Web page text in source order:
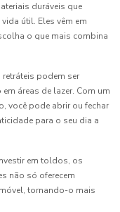
duráveis que
útil. Eles vêm em
o que mais combina
podem ser
áreas de lazer. Com um
você pode abrir ou fechar
para o seu dia a
em toldos, os
não só oferecem
tornando-o mais